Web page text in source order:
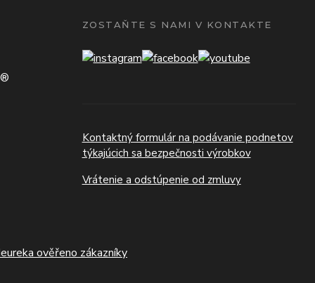
ZOSTAŇTE S NAMI V KONTAKTE
Kontaktný formulár na podávanie podnetov
týkajúcich sa bezpečnosti výrobkov
Vrátenie a odstúpenie od zmluvy